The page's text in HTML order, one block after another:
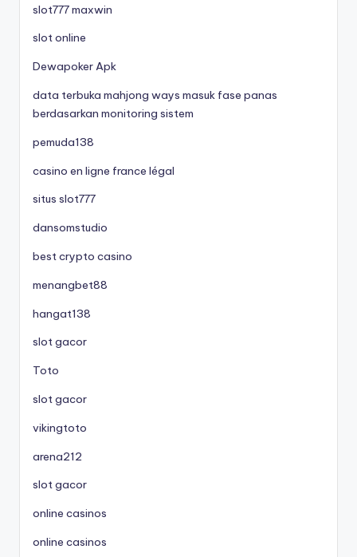
slot777 maxwin
slot online
Dewapoker Apk
data terbuka mahjong ways masuk fase panas
berdasarkan monitoring sistem
pemuda138
casino en ligne france légal
situs slot777
dansomstudio
best crypto casino
menangbet88
hangat138
slot gacor
Toto
slot gacor
vikingtoto
arena212
slot gacor
online casinos
online casinos